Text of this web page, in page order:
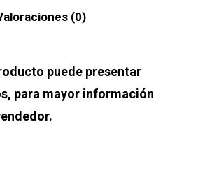
(0)
puede presentar
para mayor información